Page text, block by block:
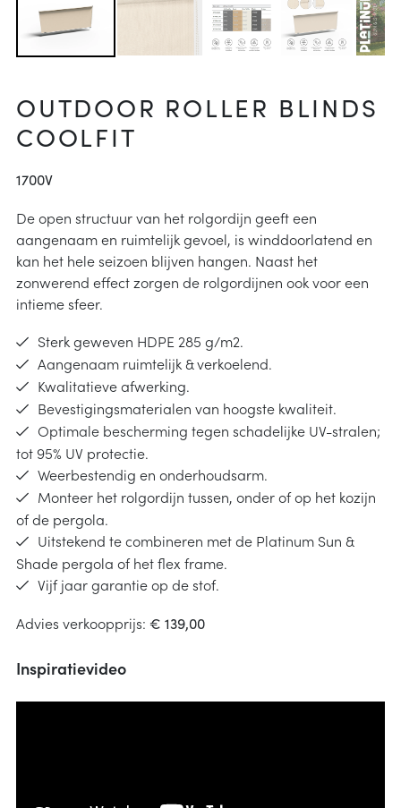
onderhoud
kiezen
OUTDOOR ROLLER BLINDS
COOLFIT
1700V
De open structuur van het rolgordijn geeft een
aangenaam en ruimtelijk gevoel, is winddoorlatend en
kan het hele seizoen blijven hangen. Naast het
zonwerend effect zorgen de rolgordijnen ook voor een
intieme sfeer.
Sterk geweven HDPE 285 g/m2.
Aangenaam ruimtelijk & verkoelend.
Kwalitatieve afwerking.
Bevestigingsmaterialen van hoogste kwaliteit.
Optimale bescherming tegen schadelijke UV-stralen;
tot 95% UV protectie.
Weerbestendig en onderhoudsarm.
Monteer het rolgordijn tussen, onder of op het kozijn
of de pergola.
Uitstekend te combineren met de Platinum Sun &
Shade pergola of het flex frame.
Vijf jaar garantie op de stof.
Advies verkoopprijs: € 139,00
Inspiratievideo